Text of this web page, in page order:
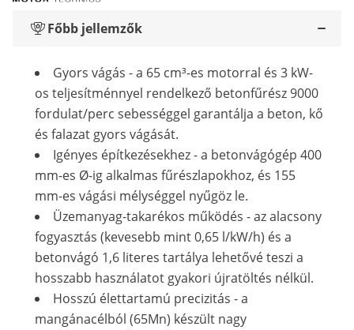
Főbb jellemzők
Gyors vágás - a 65 cm³-es motorral és 3 kW-
os teljesítménnyel rendelkező betonfűrész 9000
fordulat/perc sebességgel garantálja a beton, kő
és falazat gyors vágását.
Igényes építkezésekhez - a betonvágógép 400
mm-es Ø-ig alkalmas fűrészlapokhoz, és 155
mm-es vágási mélységgel nyűgöz le.
Üzemanyag-takarékos működés - az alacsony
fogyasztás (kevesebb mint 0,65 l/kW/h) és a
betonvágó 1,6 literes tartálya lehetővé teszi a
hosszabb használatot gyakori újratöltés nélkül.
Hosszú élettartamú precizitás - a
mangánacélból (65Mn) készült nagy